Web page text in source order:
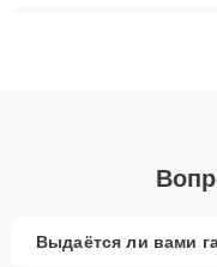
Выдаётся ли вами